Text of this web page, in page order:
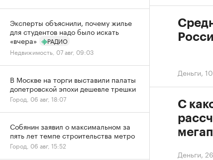
Деньги,
Деньги,
С
Эксперты объяснили, почему жилье
для студентов надо было искать
«вчера»
РАДИО
Недвижимость, 07 авг, 09:03
В Москве на торги выставили палаты
допетровской эпохи дешевле трешки
Город, 06 авг, 18:07
Собянин заявил о максимальном за
пять лет темпе строительства метро
Город, 06 авг, 15:52